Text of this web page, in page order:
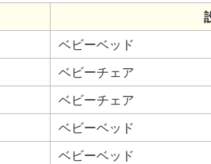
ベビーベッド
ベビーチェア
ベビーチェア
ベビーベッド
ベビーベッド